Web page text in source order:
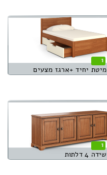
1
מיטת יחיד +ארגז מצעים
1
שידה 4 דלתות